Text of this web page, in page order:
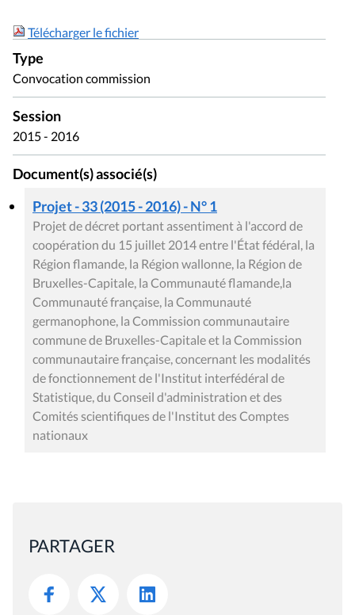
Télécharger le fichier
Type
Convocation commission
Session
2015 - 2016
Document(s) associé(s)
Projet - 33 (2015 - 2016) - N° 1
Projet de décret portant assentiment à l'accord de
coopération du 15 juillet 2014 entre l'État fédéral, la
Région flamande, la Région wallonne, la Région de
Bruxelles-Capitale, la Communauté flamande,la
Communauté française, la Communauté
germanophone, la Commission communautaire
commune de Bruxelles-Capitale et la Commission
communautaire française, concernant les modalités
de fonctionnement de l'Institut interfédéral de
Statistique, du Conseil d'administration et des
Comités scientifiques de l'Institut des Comptes
nationaux
PARTAGER